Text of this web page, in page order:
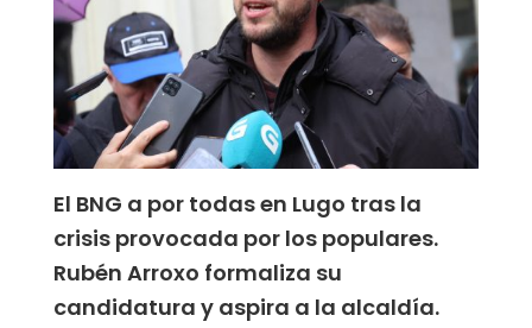
El BNG a por todas en Lugo tras la
crisis provocada por los populares.
Rubén Arroxo formaliza su
candidatura y aspira a la alcaldía.